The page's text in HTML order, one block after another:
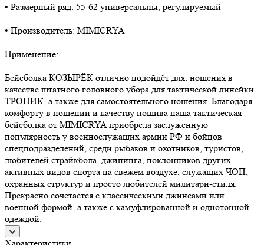
• Размерный ряд: 55-62 универсальны, регулируемый
• Производитель: MIMICRYA
Применение:
Бейсболка КОЗЫРЁК отлично подойдёт для: ношения в
качестве штатного головного убора для тактической линейки
ТРОПИК, а также для самостоятельного ношения. Благодаря
комфорту в ношении и качеству пошива наша тактическая
бейсболка от MIMICRYA приобрела заслуженную
популярность у военнослужащих армии РФ и бойцов
спецподразделений, среди рыбаков и охотников, туристов,
любителей страйкбола, джипинга, поклонников других
активных видов спорта на свежем воздухе, служащих ЧОП,
охранных структур и просто любителей милитари-стиля.
Прекрасно сочетается с классическими джинсами или
военной формой, а также с камуфлированной и однотонной
одеждой.